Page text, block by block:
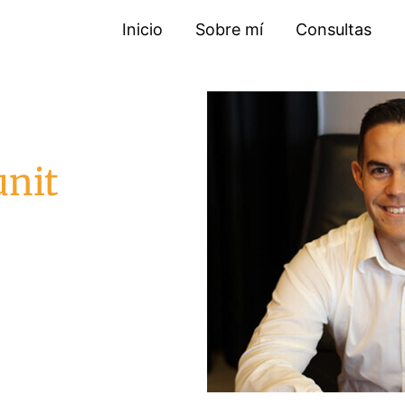
Inicio Sobre mí Consultas